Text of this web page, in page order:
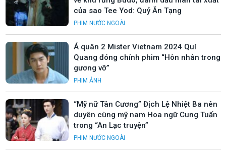
của sao Tee Yod: Quỷ Ăn Tạng
PHIM NƯỚC NGOÀI
Á quân 2 Mister Vietnam 2024 Quí
Quang đóng chính phim “Hôn nhân trong
gương vỡ”
PHIM ẢNH
“Mỹ nữ Tân Cương” Địch Lệ Nhiệt Ba nên
duyên cùng mỹ nam Hoa ngữ Cung Tuấn
trong “An Lạc truyện”
PHIM NƯỚC NGOÀI